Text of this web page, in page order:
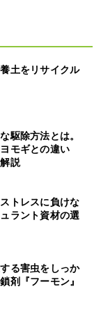
土をリサイクル
駆除方法とは。
モギとの違い
説
トレスに負けな
ラント資材の選
る害虫をしっか
剤『フーモン』